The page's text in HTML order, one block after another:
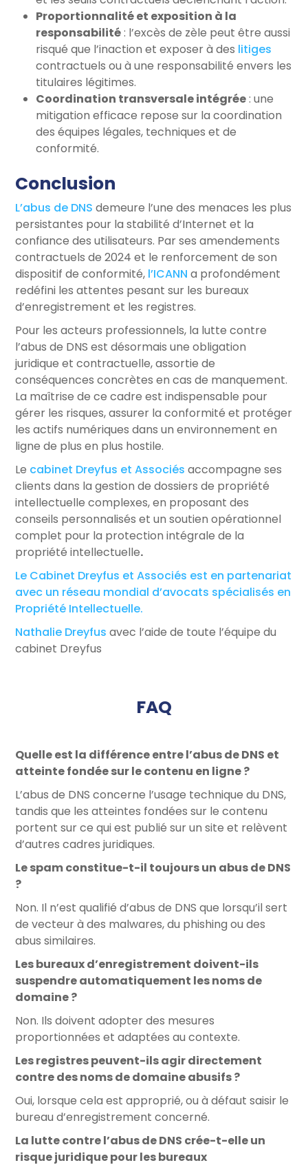
Proportionnalité et exposition à la
responsabilité: l’excès de zèle peut être aussi
risqué que l’inaction et exposer à des litiges
contractuels ou à une responsabilité envers les
titulaires légitimes.
Coordination transversale intégrée: une
mitigation efficace repose sur la coordination
des équipes légales, techniques et de
conformité.
Conclusion
L’abus de DNS demeure l’une des menaces les plus
persistantes pour la stabilité d’Internet et la
confiance des utilisateurs. Par ses amendements
contractuels de 2024 et le renforcement de son
dispositif de conformité, l’ICANN a profondément
redéfini les attentes pesant sur les bureaux
d’enregistrement et les registres.
Pour les acteurs professionnels, la lutte contre
l’abus de DNS est désormais une obligation
juridique et contractuelle, assortie de
conséquences concrètes en cas de manquement.
La maîtrise de ce cadre est indispensable pour
gérer les risques, assurer la conformité et protéger
les actifs numériques dans un environnement en
ligne de plus en plus hostile.
Le cabinet Dreyfus et Associés accompagne ses
clients dans la gestion de dossiers de propriété
intellectuelle complexes, en proposant des
conseils personnalisés et un soutien opérationnel
complet pour la protection intégrale de la
propriété intellectuelle.
Le Cabinet Dreyfus et Associés est en partenariat
avec un réseau mondial d’avocats spécialisés en
Propriété Intellectuelle.
Nathalie Dreyfus avec l’aide de toute l’équipe du
cabinet Dreyfus
FAQ
Quelle est la différence entre l’abus de DNS et
atteinte fondée sur le contenu en ligne ?
L’abus de DNS concerne l’usage technique du DNS,
tandis que les atteintes fondées sur le contenu
portent sur ce qui est publié sur un site et relèvent
d’autres cadres juridiques.
Le spam constitue-t-il toujours un abus de DNS
?
Non. Il n’est qualifié d’abus de DNS que lorsqu’il sert
de vecteur à des malwares, du phishing ou des
abus similaires.
Les bureaux d’enregistrement doivent-ils
suspendre automatiquement les noms de
domaine ?
Non. Ils doivent adopter des mesures
proportionnées et adaptées au contexte.
Les registres peuvent-ils agir directement
contre des noms de domaine abusifs ?
Oui, lorsque cela est approprié, ou à défaut saisir le
bureau d’enregistrement concerné.
La lutte contre l’abus de DNS crée-t-elle un
risque juridique pour les bureaux